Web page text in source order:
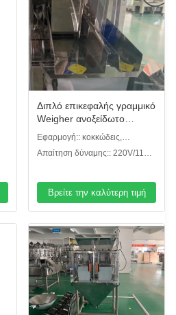
Διπλό επικεφαλής γραμμικό
Weigher ανοξείδωτο
συσκευασία 304
συνδυασμού για το μικρό
κόκκο
Εφαρμογή:: κοκκώδεις,
κονιοποιημένοι ή άλλοι τύποι
Απαίτηση δύναμης:: 220V/110V,
Βρείτε την καλύτερη τιμή